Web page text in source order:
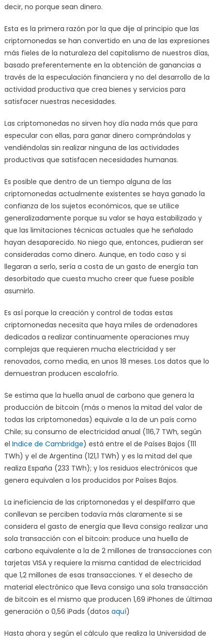
decir, no porque sean dinero.
Esta es la primera razón por la que dije al principio que las
criptomonedas se han convertido en una de las expresiones
más fieles de la naturaleza del capitalismo de nuestros días,
basado preferentemente en la obtención de ganancias a
través de la especulación financiera y no del desarrollo de la
actividad productiva que crea bienes y servicios para
satisfacer nuestras necesidades.
Las criptomonedas no sirven hoy día nada más que para
especular con ellas, para ganar dinero comprándolas y
vendiéndolas sin realizar ninguna de las actividades
productivas que satisfacen necesidades humanas.
Es posible que dentro de un tiempo alguna de las
criptomonedas actualmente existentes se haya ganado la
confianza de los sujetos económicos, que se utilice
generalizadamente porque su valor se haya estabilizado y
que las limitaciones técnicas actuales que he señalado
hayan desaparecido. No niego que, entonces, pudieran ser
consideradas como dinero. Aunque, en todo caso y si
llegaran a serlo, sería a costa de un gasto de energía tan
desorbitado que cuesta mucho creer que fuese posible
asumirlo.
Es así porque la creación y control de todas estas
criptomonedas necesita que haya miles de ordenadores
dedicados a realizar continuamente operaciones muy
complejas que requieren mucha electricidad y ser
renovados, como media, en unos 18 meses. Los datos que lo
demuestran producen escalofrío.
Se estima que la huella anual de carbono que genera la
producción de bitcoin (más o menos la mitad del valor de
todas las criptomonedas) equivale a la de un país como
Chile; su consumo de electricidad anual (116,7 TWh, según
el Indice de Cambridge) está entre el de Países Bajos (111
TWh) y el de Argentina (121,1 TWh) y es la mitad del que
realiza España (233 TWh); y los residuos electrónicos que
genera equivalen a los producidos por Países Bajos.
La ineficiencia de las criptomonedas y el despilfarro que
conllevan se perciben todavía más claramente si se
considera el gasto de energía que lleva consigo realizar una
sola transacción con el bitcoin: produce una huella de
carbono equivalente a la de 2 millones de transacciones con
tarjetas VISA y requiere la misma cantidad de electricidad
que 1,2 millones de esas transacciones. Y el desecho de
material electrónico que lleva consigo una sola transacción
de bitcoin es el mismo que producen 1,69 iPhones de últimaa
generación o 0,56 iPads (datos aquí)
Hasta ahora y según el cálculo que realiza la Universidad de